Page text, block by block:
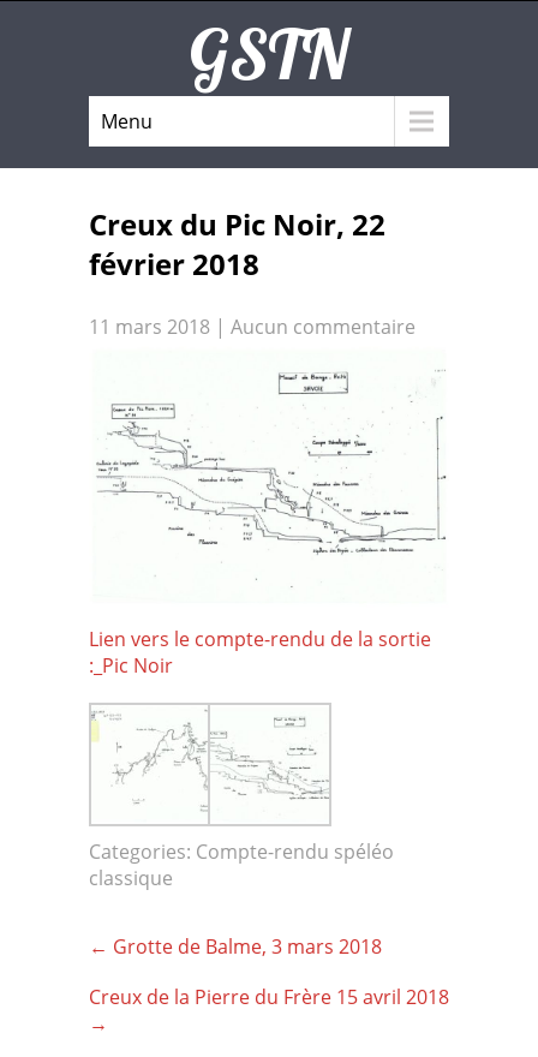
GSTN
Menu
Creux du Pic Noir, 22
février 2018
11 mars 2018 | Aucun commentaire
Lien vers le compte-rendu de la sortie
:_Pic Noir
Categories: Compte-rendu spéléo
classique
Post
navigation
← Grotte de Balme, 3 mars 2018
Creux de la Pierre du Frère 15 avril 2018
→